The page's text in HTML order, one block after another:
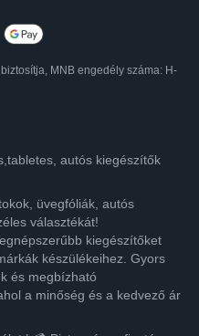
MNB engedély száma: H-
autós kiegészítők
üvegfóliák, autós
választékát!
kiegészítőket
készülékeihez. Gyors
és megbízható
a minőség és a kedvező ár